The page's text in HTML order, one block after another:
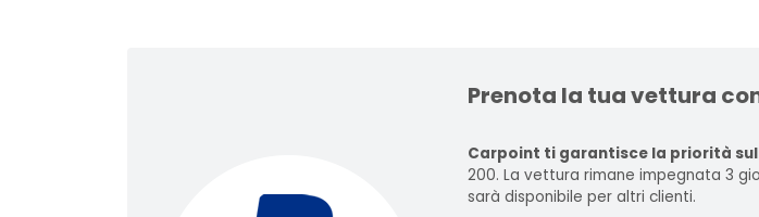
Prenota la tua vettura
Carpoint ti garantisce la priorità
200. La vettura rimane impegnata 3
sarà disponibile per altri clienti.